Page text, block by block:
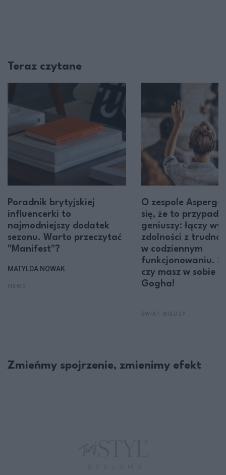
Teraz czytane
Poradnik brytyjskiej
influencerki to
najmodniejszy dodatek
sezonu. Warto przeczytać
"Manifest"?
MATYLDA NOWAK
O zespole
się, że to
geniuszy: łączy
zdolności z
w codziennym
funkcjonowaniu.
czy masz w sobie
Gogha!
Zmieńmy spojrzenie, zmienimy efekt